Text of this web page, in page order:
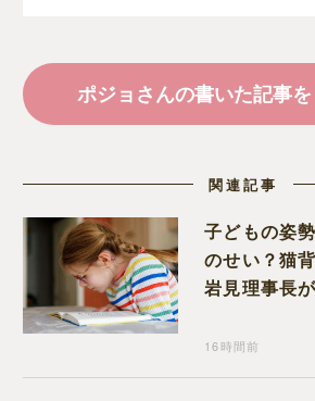
ポジョさんの書いた記事
関連記事
子どもの姿
のせい？猫
岩見理事長
16時間前